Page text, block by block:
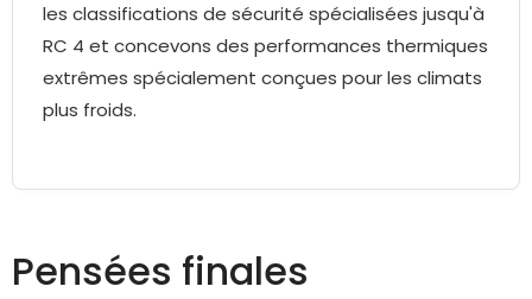
les classifications de sécurité spécialisées jusqu'à
RC 4 et concevons des performances thermiques
extrêmes spécialement conçues pour les climats
plus froids.
Pensées finales